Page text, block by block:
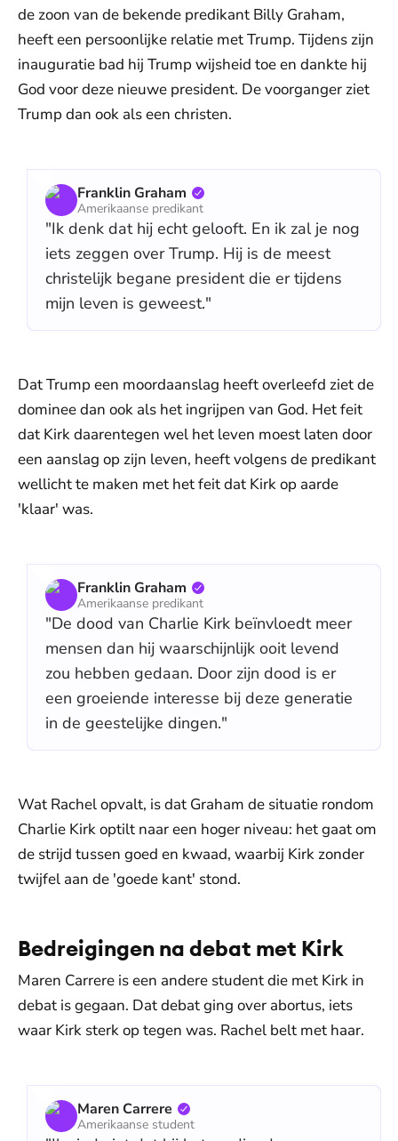
de zoon van de bekende predikant Billy Graham,
heeft een persoonlijke relatie met Trump. Tijdens zijn
inauguratie bad hij Trump wijsheid toe en dankte hij
God voor deze nieuwe president. De voorganger ziet
Trump dan ook als een christen.
Franklin Graham
Amerikaanse predikant
"Ik denk dat hij echt gelooft. En ik zal je nog
iets zeggen over Trump. Hij is de meest
christelijk begane president die er tijdens
mijn leven is geweest."
Dat Trump een moordaanslag heeft overleefd ziet de
dominee dan ook als het ingrijpen van God. Het feit
dat Kirk daarentegen wel het leven moest laten door
een aanslag op zijn leven, heeft volgens de predikant
wellicht te maken met het feit dat Kirk op aarde
'klaar' was.
Franklin Graham
Amerikaanse predikant
"De dood van Charlie Kirk beïnvloedt meer
mensen dan hij waarschijnlijk ooit levend
zou hebben gedaan. Door zijn dood is er
een groeiende interesse bij deze generatie
in de geestelijke dingen."
Wat Rachel opvalt, is dat Graham de situatie rondom
Charlie Kirk optilt naar een hoger niveau: het gaat om
de strijd tussen goed en kwaad, waarbij Kirk zonder
twijfel aan de 'goede kant' stond.
Bedreigingen na debat met Kirk
Maren Carrere is een andere student die met Kirk in
debat is gegaan. Dat debat ging over abortus, iets
waar Kirk sterk op tegen was. Rachel belt met haar.
Maren Carrere
Amerikaanse student